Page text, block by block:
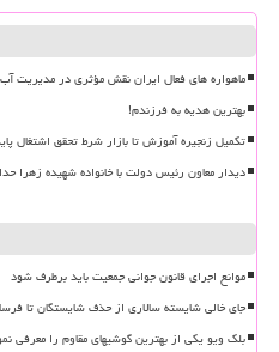
ماهواره های فعال ایران نقش مؤثری در مدیریت
بهترین هدیه به فرزندم!
تکمیل زنجیره آموزش تا بازار شرط تحقق اشتغال
دیدار معاون رئیس دولت با خانواده شهیده زهرا
موانع اجرای قانون جوانی جمعیت باید برطرف شود
جای خالی شایسته سالاری از حذف شایستگان تا
بلک ویو یکی از بهترین گوشیهای مقاوم را معرفی